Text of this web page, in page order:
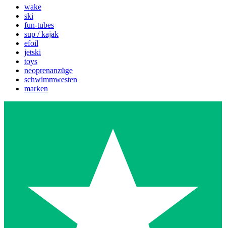
wake
ski
fun-tubes
sup / kajak
efoil
jetski
toys
neoprenanzüge
schwimmwesten
marken